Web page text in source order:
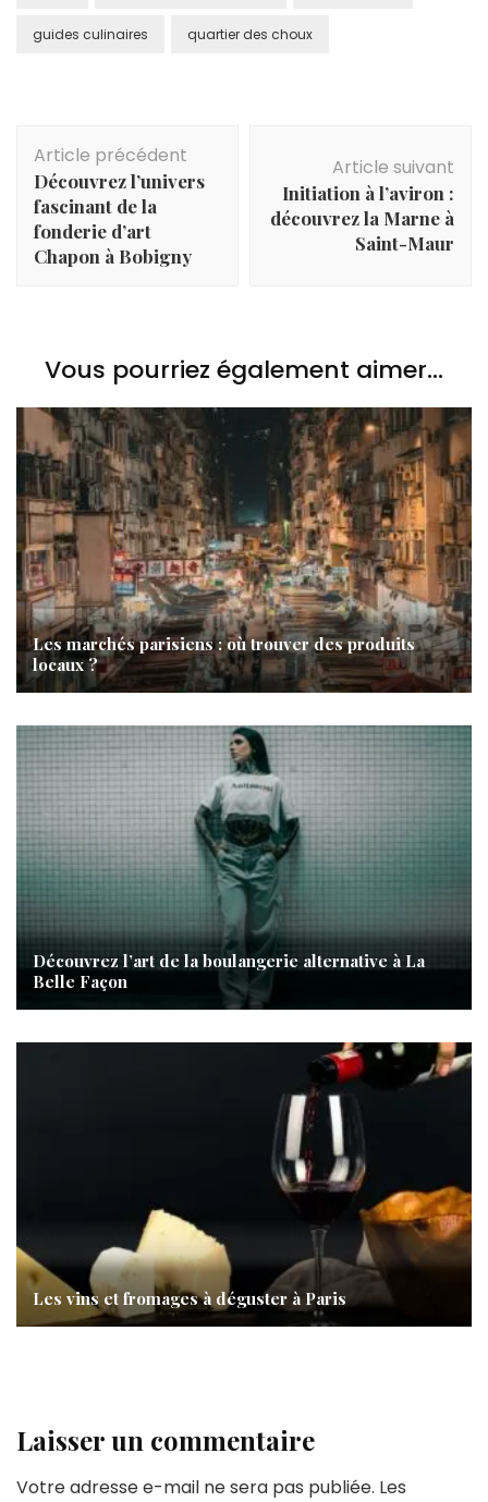
guides culinaires quartier des choux
Navigation
d'article
Article précédent
Découvrez l’univers
fascinant de la
fonderie d’art
Chapon à Bobigny
Article suivant
Initiation à l’aviron :
découvrez la Marne à
Saint-Maur
Vous pourriez également aimer...
Les marchés parisiens : où trouver des produits
locaux ?
Découvrez l’art de la boulangerie alternative à La
Belle Façon
Les vins et fromages à déguster à Paris
Laisser un commentaire
Votre adresse e-mail ne sera pas publiée. Les